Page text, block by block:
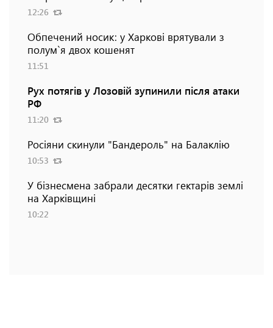
12:26
Обпечений носик: у Харкові врятували з
полум`я двох кошенят
11:51
Рух потягів у Лозовій зупинили після атаки
РФ
11:20
Росіяни скинули "Бандероль" на Балаклію
10:53
У бізнесмена забрали десятки гектарів землі
на Харківщині
10:22